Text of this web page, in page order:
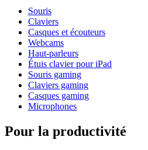
Souris
Claviers
Casques et écouteurs
Webcams
Haut-parleurs
Étuis clavier pour iPad
Souris gaming
Claviers gaming
Casques gaming
Microphones
Pour la productivité